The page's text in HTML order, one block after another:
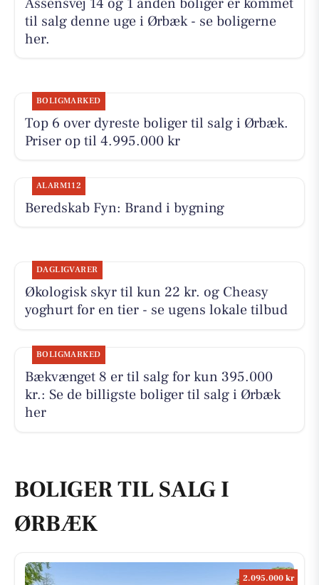
til salg denne uge i Ørbæk - se boligerne
her.
BOLIGMARKED
Top 6 over dyreste boliger til salg i Ørbæk.
Priser op til 4.995.000 kr
ALARM112
Beredskab Fyn: Brand i bygning
DAGLIGVARER
Økologisk skyr til kun 22 kr. og Cheasy
yoghurt for en tier - se ugens lokale tilbud
BOLIGMARKED
Bækvænget 8 er til salg for kun 395.000
kr.: Se de billigste boliger til salg i Ørbæk
her
BOLIGER TIL SALG I
ØRBÆK
2.095.000 kr